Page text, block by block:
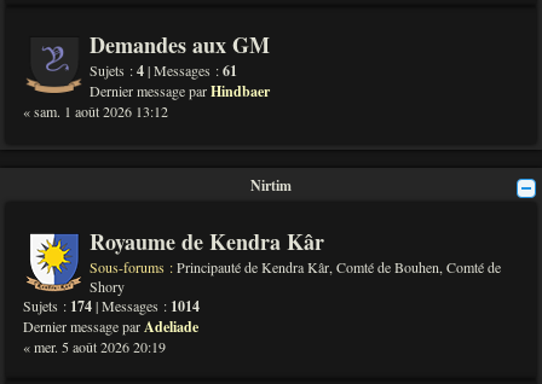
Demandes aux GM
Sujets :4| Messages :61
Dernier message parHindbaer
« sam. 1 août 2026 13:12
Nirtim
Royaume de Kendra Kâr
Sous-forums :Principauté de Kendra Kâr, Comté de Bouhen, Comté de
Shory
Sujets : 174| Messages : 1014
Dernier message parAdeliade
« mer. 5 août 2026 20:19